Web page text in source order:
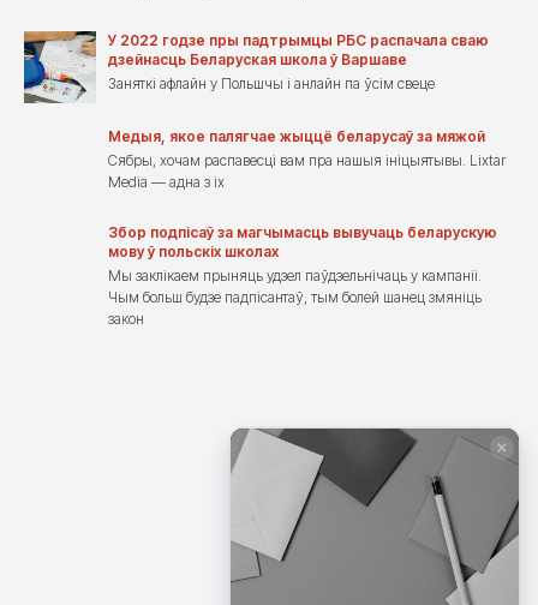
У 2022 годзе пры падтрымцы РБС распачала сваю
дзейнасць Беларуская школа ў Варшаве
Заняткі афлайн у Польшчы і анлайн па ўсім свеце
Медыя, якое палягчае жыццё беларусаў за мяжой
Сябры, хочам распавесці вам пра нашыя ініцыятывы. Lixtar
Media — адна з іх
Збор подпісаў за магчымасць вывучаць беларускую
мову ў польскіх школах
Мы заклікаем прыняць удзел паўдзельнічаць у кампаніі.
Чым больш будзе падпісантаў, тым болей шанец змяніць
закон